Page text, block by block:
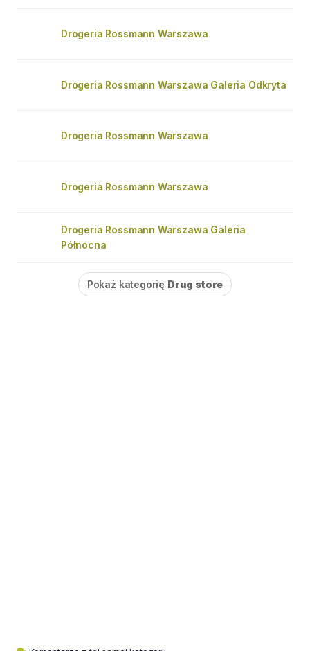
Drogeria Rossmann Warszawa
Drogeria Rossmann Warszawa Galeria Odkryta
Drogeria Rossmann Warszawa
Drogeria Rossmann Warszawa
Drogeria Rossmann Warszawa Galeria
Północna
Pokaż kategorię Drug store